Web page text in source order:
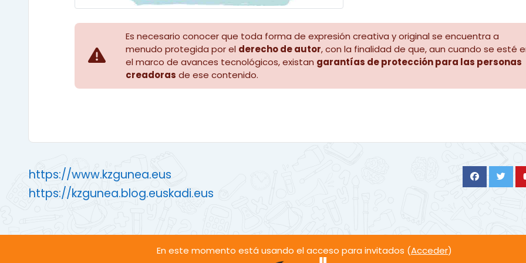
Es necesario conocer que toda forma de expresión creativa y original se encuentra a
menudo protegida por el derecho de autor, con la finalidad de que, aun cuando se esté
el marco de avances tecnológicos, existan garantías de protección para las personas
creadoras de ese contenido.
https://www.kzgunea.eus
https://kzgunea.blog.euskadi.eus
En este momento está usando el acceso para invitados (Acceder)